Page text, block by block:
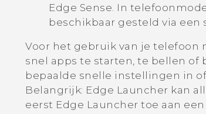
Edge Sense. In
beschikbaar gesteld via een
Voor het gebruik van je telefoon
snel apps te starten, te bellen
bepaalde snelle instellingen in
Belangrijk: Edge Launcher kan
eerst Edge Launcher toe aan